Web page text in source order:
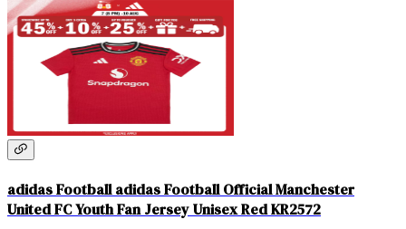
adidas Football adidas Football Official Manchester
United FC Youth Fan Jersey Unisex Red KR2572